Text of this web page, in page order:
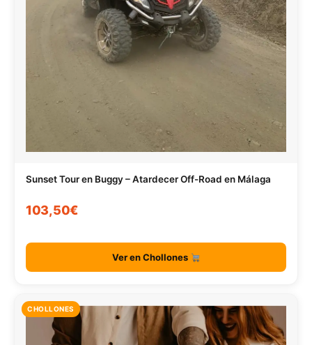
Sunset Tour en Buggy – Atardecer Off-Road en Málaga
103,50€
Ver en Chollones
CHOLLONES